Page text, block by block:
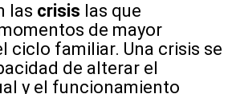
las crisis las que
de mayor
ciclo familiar. Una crisis se
de alterar el
y el funcionamiento